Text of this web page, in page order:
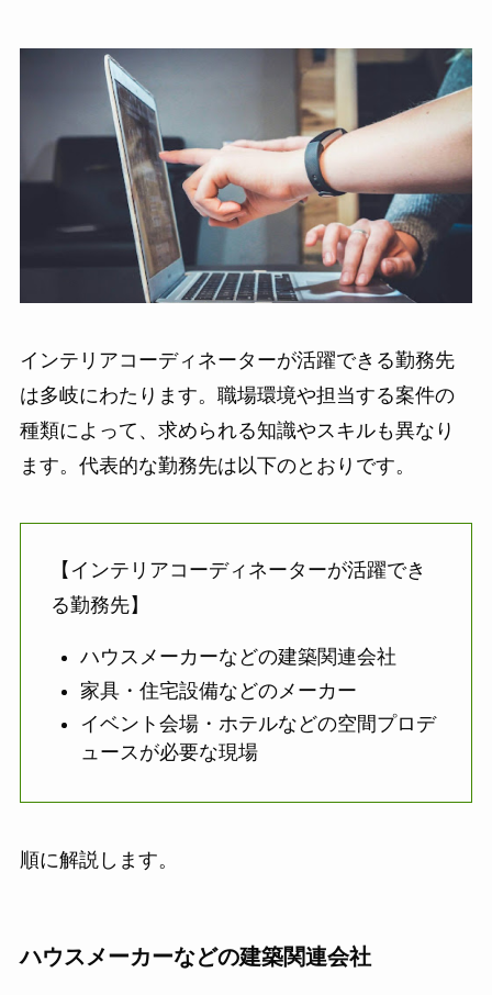
インテリアコーディネーターが活躍できる勤務先
は多岐にわたります。職場環境や担当する案件の
種類によって、求められる知識やスキルも異なり
ます。代表的な勤務先は以下のとおりです。
【インテリアコーディネーターが活躍でき
る勤務先】
ハウスメーカーなどの建築関連会社
家具・住宅設備などのメーカー
イベント会場・ホテルなどの空間プロデ
ュースが必要な現場
順に解説します。
ハウスメーカーなどの建築関連会社